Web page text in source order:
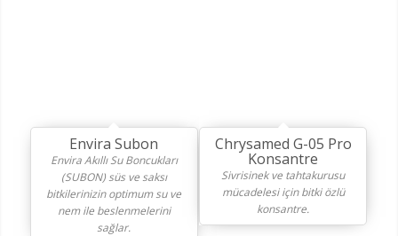
Envira Subon
Envira Akıllı Su Boncukları
(SUBON) süs ve saksı
bitkilerinizin optimum su ve
nem ile beslenmelerini
sağlar.
Chrysamed G-05 Pro
Konsantre
Sivrisinek ve tahtakurusu
mücadelesi için bitki özlü
konsantre.